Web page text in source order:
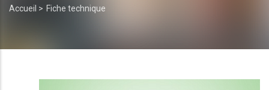
Fil
Accueil > Fiche technique